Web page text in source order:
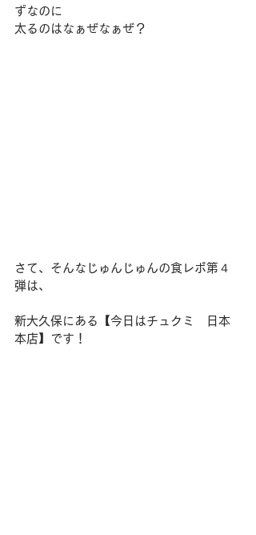
ずなのに
太るのはなぁぜなぁぜ？
さて、そんなじゅんじゅんの食レポ第４
弾は、
新大久保にある【今日はチュクミ　日本
本店】です！